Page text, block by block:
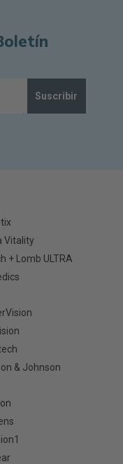
Suscribir
Vitality
+ Lomb ULTRA
& Johnson